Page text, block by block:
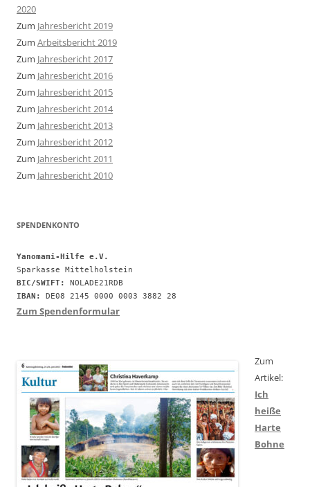
2020
Zum Jahresbericht 2019
Zum Arbeitsbericht 2019
Zum Jahresbericht 2017
Zum Jahresbericht 2016
Zum Jahresbericht 2015
Zum Jahresbericht 2014
Zum Jahresbericht 2013
Zum Jahresbericht 2012
Zum Jahresbericht 2011
Zum Jahresbericht 2010
SPENDENKONTO
Yanomami-Hilfe e.V.
BIC/SWIFT:
IBAN:
DE08 2145 0000 0003 3882 28
Zum Spendenformular
Zum
Artikel:
Ich
heiße
Harte
Bohne